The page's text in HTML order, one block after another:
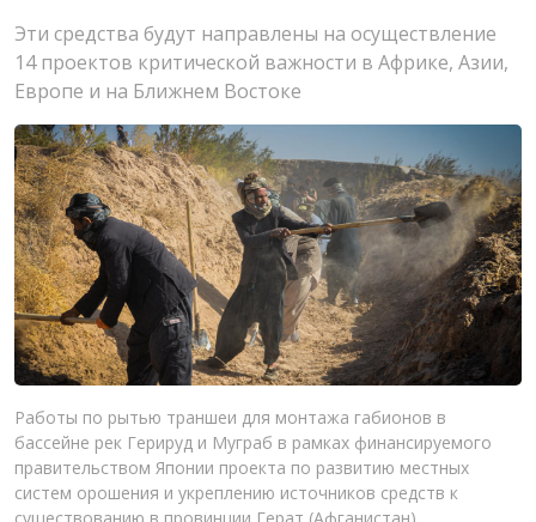
Эти средства будут направлены на осуществление
14 проектов критической важности в Африке, Азии,
Европе и на Ближнем Востоке
Работы по рытью траншеи для монтажа габионов в
бассейне рек Герируд и Муграб в рамках финансируемого
правительством Японии проекта по развитию местных
систем орошения и укреплению источников средств к